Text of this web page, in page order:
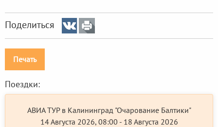
Поделиться
Печать
Поездки:
АВИА ТУР в Калининград "Очарование Балтики"
14 Августа 2026, 08:00 - 18 Августа 2026